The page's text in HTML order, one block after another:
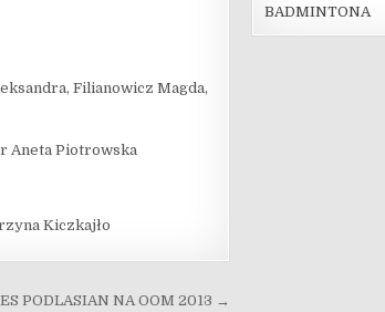
Filianowicz Magda,
Aneta Piotrowska
Kiczkajło
PODLASIAN NA OOM 2013 →
BADMINTONA